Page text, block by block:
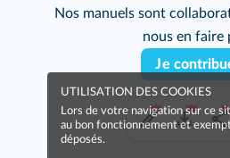
Nos manuels sont
nous en faire
Je
UTILISATION DES COOKIES
Lors de votre navigation sur ce
au bon fonctionnement et
déposés.